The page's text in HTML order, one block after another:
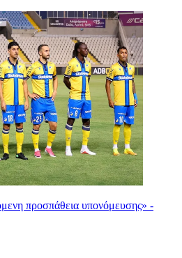
προσπάθεια υπονόμευσης» -